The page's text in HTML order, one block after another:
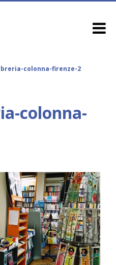
colonna-firenze-2
colonna-